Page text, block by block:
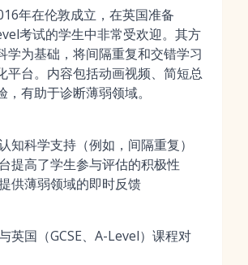
年在伦敦成立，在英国准备
考试的学生中非常受欢迎。其方
学为基础，将间隔重复和交错学习
平台。内容包括动画视频、简短总
，有助于诊断薄弱领域。
知科学支持（例如，间隔重复）
提高了学生参与评估的积极性
供薄弱领域的即时反馈
英国（GCSE、A-Level）课程对